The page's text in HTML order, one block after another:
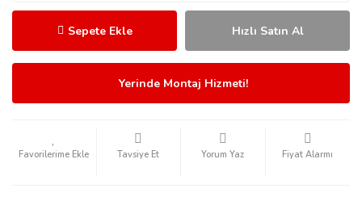
Sepete Ekle Hızlı Satın Al
Yerinde Montaj Hizmeti!
Tavsiye Et Yorum Yaz Fiyat Alarmı